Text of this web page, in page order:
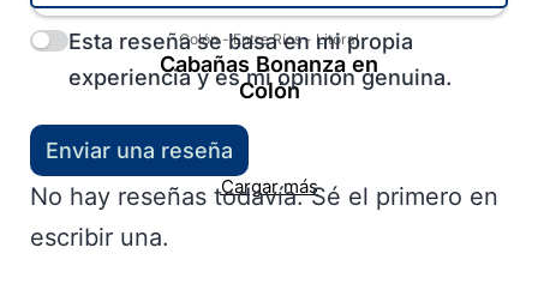
Colón-Entre Ríos- Litoral
Cabañas Bonanza en
Colón
Cargar más
Esta reseña se basa en mi propia
experiencia y es mi opinión genuina.
Enviar una reseña
No hay reseñas todavía. Sé el primero en
escribir una.